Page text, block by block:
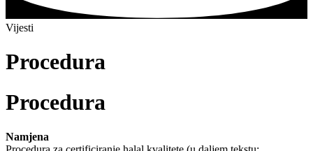
Vijesti
Procedura
Procedura
Namjena